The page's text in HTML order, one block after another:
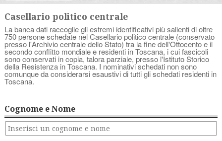
Casellario politico centrale
La banca dati raccoglie gli estremi identificativi più salienti di oltre
750 persone schedate nel Casellario politico centrale (conservato
presso l'Archivio centrale dello Stato) tra la fine dell'Ottocento e il
secondo conflitto mondiale e residenti in Toscana, i cui fascicoli
sono conservati in copia, talora parziale, presso l'Istituto Storico
della Resistenza in Toscana. I nominativi schedati non sono
comunque da considerarsi esaustivi di tutti gli schedati residenti in
Toscana.
Cognome e Nome